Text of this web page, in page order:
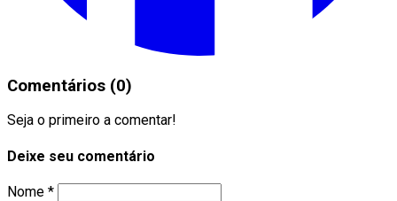
Comentários (0)
Seja o primeiro a comentar!
Deixe seu comentário
Nome *